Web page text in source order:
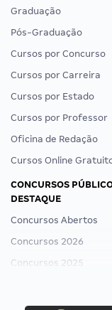
Graduação
Pós-Graduação
Cursos por Concurso
Cursos por Carreira
Cursos por Estado
Cursos por Professor
Oficina de Redação
Cursos Online
CONCURSOS
DESTAQUE
Concursos Abertos
Concursos 2026
Concursos 2025
Concurso Ibama